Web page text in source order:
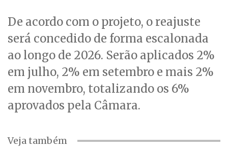
De acordo com o projeto, o reajuste
será concedido de forma escalonada
ao longo de 2026. Serão aplicados 2%
em julho, 2% em setembro e mais 2%
em novembro, totalizando os 6%
aprovados pela Câmara.
Veja também